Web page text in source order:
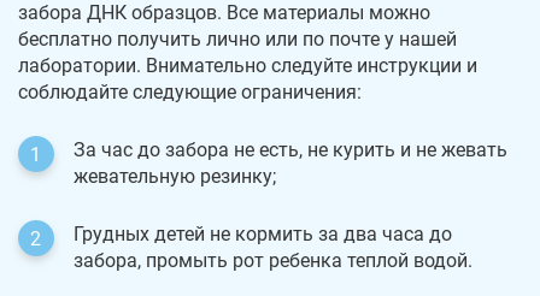
забора ДНК образцов. Все материалы можно
бесплатно получить лично или по почте у нашей
лаборатории. Внимательно следуйте инструкции и
соблюдайте следующие ограничения:
За час до забора не есть, не курить и не жевать
жевательную резинку;
Грудных детей не кормить за два часа до
забора, промыть рот ребенка теплой водой.